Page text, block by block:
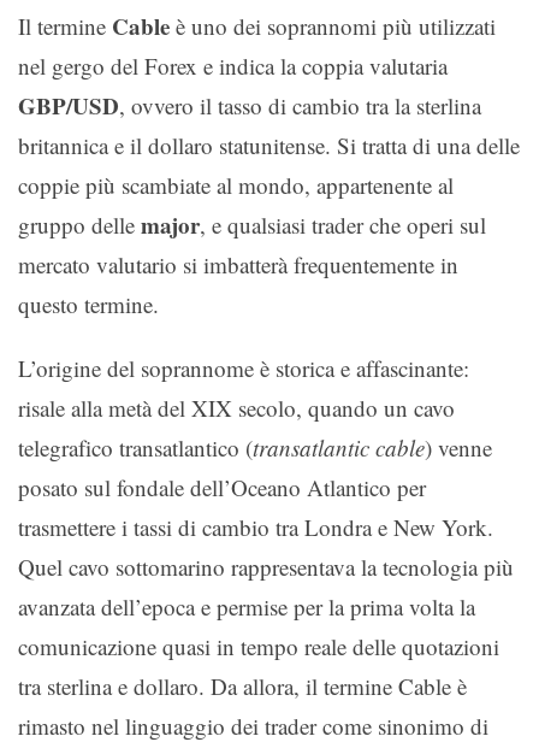
Il termine Cable è uno dei soprannomi più utilizzati
nel gergo del Forex e indica la coppia valutaria
GBP/USD, ovvero il tasso di cambio tra la sterlina
britannica e il dollaro statunitense. Si tratta di una delle
coppie più scambiate al mondo, appartenente al
gruppo delle major, e qualsiasi trader che operi sul
mercato valutario si imbatterà frequentemente in
questo termine.
L’origine del soprannome è storica e affascinante:
risale alla metà del XIX secolo, quando un cavo
telegrafico transatlantico (transatlantic cable) venne
posato sul fondale dell’Oceano Atlantico per
trasmettere i tassi di cambio tra Londra e New York.
Quel cavo sottomarino rappresentava la tecnologia più
avanzata dell’epoca e permise per la prima volta la
comunicazione quasi in tempo reale delle quotazioni
tra sterlina e dollaro. Da allora, il termine Cable è
rimasto nel linguaggio dei trader come sinonimo di